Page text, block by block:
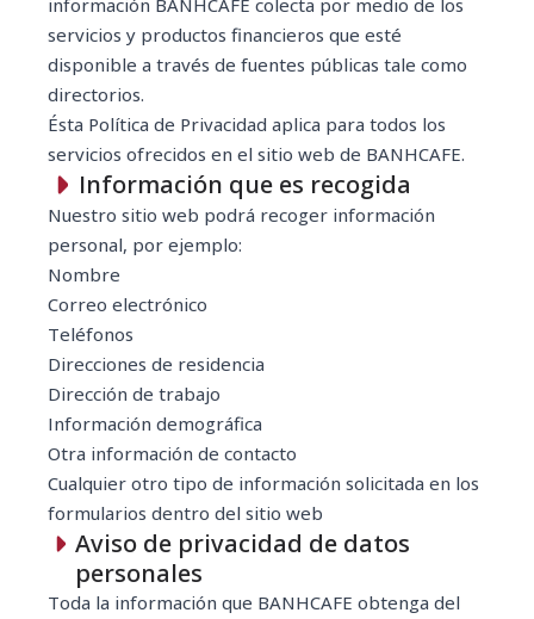
información BANHCAFE colecta por medio de los
servicios y productos financieros que esté
disponible a través de fuentes públicas tale como
directorios.
Ésta Política de Privacidad aplica para todos los
servicios ofrecidos en el sitio web de BANHCAFE.
Información que es recogida
Nuestro sitio web podrá recoger información
personal, por ejemplo:
Nombre
Correo electrónico
Teléfonos
Direcciones de residencia
Dirección de trabajo
Información demográfica
Otra información de contacto
Cualquier otro tipo de información solicitada en los
formularios dentro del sitio web
Aviso de privacidad de datos
personales
Toda la información que BANHCAFE obtenga del